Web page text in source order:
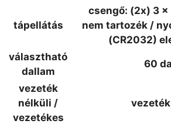
tápellátás
csengő: (2x) 3 x
nem tartozék /
(CR2032)
választható
dallam
60
vezeték
nélküli /
vezetékes